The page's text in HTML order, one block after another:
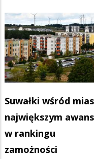
Suwałki wśród
największym
w rankingu
zamożności